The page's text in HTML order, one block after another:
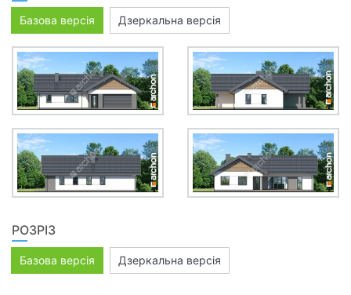
Базова версія Дзеркальна версія
РОЗРІЗ
Базова версія Дзеркальна версія